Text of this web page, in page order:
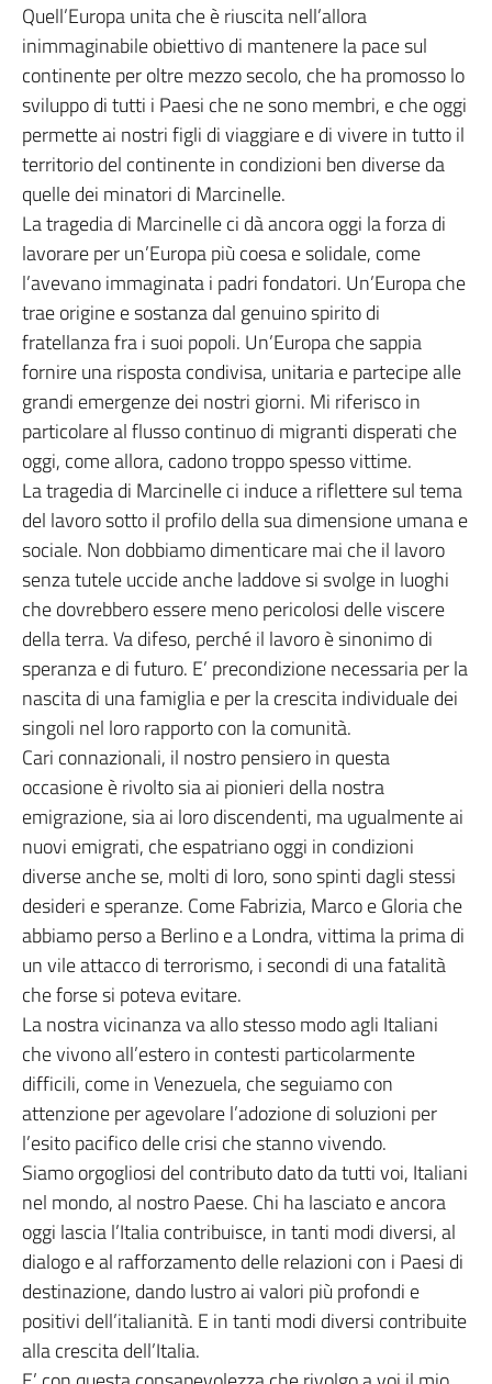
Quell’Europa unita che è riuscita nell’allora
inimmaginabile obiettivo di mantenere la pace sul
continente per oltre mezzo secolo, che ha promosso lo
sviluppo di tutti i Paesi che ne sono membri, e che oggi
permette ai nostri figli di viaggiare e di vivere in tutto il
territorio del continente in condizioni ben diverse da
quelle dei minatori di Marcinelle.
La tragedia di Marcinelle ci dà ancora oggi la forza di
lavorare per un’Europa più coesa e solidale, come
l’avevano immaginata i padri fondatori. Un’Europa che
trae origine e sostanza dal genuino spirito di
fratellanza fra i suoi popoli. Un’Europa che sappia
fornire una risposta condivisa, unitaria e partecipe alle
grandi emergenze dei nostri giorni. Mi riferisco in
particolare al flusso continuo di migranti disperati che
oggi, come allora, cadono troppo spesso vittime.
La tragedia di Marcinelle ci induce a riflettere sul tema
del lavoro sotto il profilo della sua dimensione umana e
sociale. Non dobbiamo dimenticare mai che il lavoro
senza tutele uccide anche laddove si svolge in luoghi
che dovrebbero essere meno pericolosi delle viscere
della terra. Va difeso, perché il lavoro è sinonimo di
speranza e di futuro. E’ precondizione necessaria per la
nascita di una famiglia e per la crescita individuale dei
singoli nel loro rapporto con la comunità.
Cari connazionali, il nostro pensiero in questa
occasione è rivolto sia ai pionieri della nostra
emigrazione, sia ai loro discendenti, ma ugualmente ai
nuovi emigrati, che espatriano oggi in condizioni
diverse anche se, molti di loro, sono spinti dagli stessi
desideri e speranze. Come Fabrizia, Marco e Gloria che
abbiamo perso a Berlino e a Londra, vittima la prima di
un vile attacco di terrorismo, i secondi di una fatalità
che forse si poteva evitare.
La nostra vicinanza va allo stesso modo agli Italiani
che vivono all’estero in contesti particolarmente
difficili, come in Venezuela, che seguiamo con
attenzione per agevolare l’adozione di soluzioni per
l’esito pacifico delle crisi che stanno vivendo.
Siamo orgogliosi del contributo dato da tutti voi, Italiani
nel mondo, al nostro Paese. Chi ha lasciato e ancora
oggi lascia l’Italia contribuisce, in tanti modi diversi, al
dialogo e al rafforzamento delle relazioni con i Paesi di
destinazione, dando lustro ai valori più profondi e
positivi dell’italianità. E in tanti modi diversi contribuite
alla crescita dell’Italia.